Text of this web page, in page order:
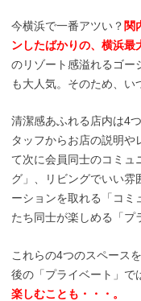
今横浜で一番アツい？ 関
ンしたばかりの、横浜最
のリゾート感溢れるゴー
も大人気。そのため、い
清潔感あふれる店内は4
タッフからお店の説明や
て次に会員同士のコミュ
グ」、リビングでいい雰
ーションを取れる「コミ
たち同士が楽しめる「プ
これらの4つのスペース
後の「プライベート」で
楽しむことも・・・。